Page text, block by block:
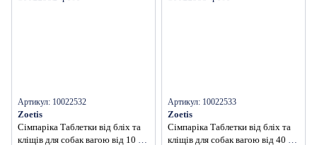
Артикул: 10022532
Zoetis
Сімпаріка Таблетки від бліх та
кліщів для собак вагою від 10 до
Артикул: 10022533
Zoetis
Сімпаріка Таблетки від бліх та
кліщів для собак вагою від 40 до